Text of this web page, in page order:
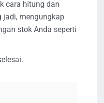
cara hitung dan
jadi, mengungkap
stok Anda seperti